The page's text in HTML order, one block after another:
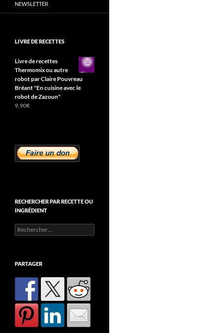
NEWSLETTER
LIVRE DE RECETTES
Livre de recettes
Thermomix ou autre
robot par Claire Pouvreau
Bréant "En cuisine avec le
robot de Zazoun"
9,90€
RECHERCHER PAR RECETTE OU
INGRÉDIENT
Rechercher :
PARTAGER